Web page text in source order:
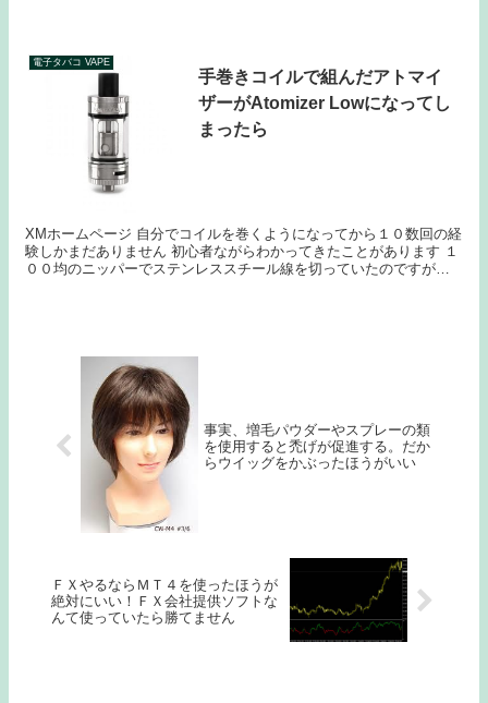
電子タバコ VAPE
手巻きコイルで組んだアトマイ
ザーがAtomizer Lowになってし
まったら
XMホームページ 自分でコイルを巻くようになってから１０数回の経
験しかまだありません 初心者ながらわかってきたことがあります １
００均のニッパーでステンレススチール線を切っていたのですが、
事実、増毛パウダーやスプレーの類
を使用すると禿げが促進する。だか
らウイッグをかぶったほうがいい
ＦＸやるならＭＴ４を使ったほうが
絶対にいい！ＦＸ会社提供ソフトな
んて使っていたら勝てません